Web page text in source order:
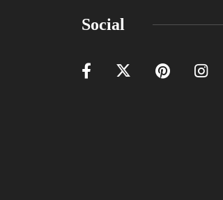
Social